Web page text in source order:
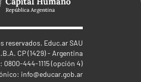
reservados. Educ.ar SAU
CP (1429) - Argentina
0800-444-1115 (opción 4)
info@educar.gob.ar